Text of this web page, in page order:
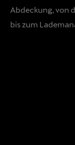
Abdeckung, von
bis zum